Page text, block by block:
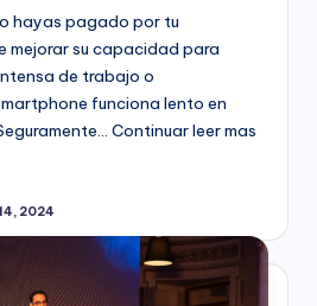
hayas pagado por tu
mejorar su capacidad para
de trabajo o
funciona lento en
Continuar leer mas
2024